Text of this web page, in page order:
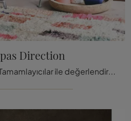
Direction
İç mekanlarınızı Vitra Tamamlayıcılar ile değerlendirmek ister misiniz? Compas Direction gibi farklı ahşap masa modelleri için bur